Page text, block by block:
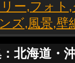
北海道・